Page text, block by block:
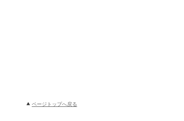
ページトップへ戻る